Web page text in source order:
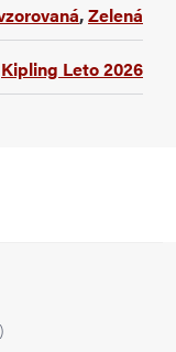
,Zelená
Kipling Leto 2026